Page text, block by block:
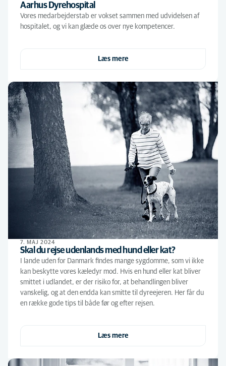
Aarhus Dyrehospital
Vores medarbejderstab er vokset sammen med udvidelsen af
hospitalet, og vi kan glæde os over nye kompetencer.
Læs mere
7. MAJ 2024
Skal du rejse udenlands med hund eller kat?
I lande uden for Danmark findes mange sygdomme, som vi ikke
kan beskytte vores kæledyr mod. Hvis en hund eller kat bliver
smittet i udlandet, er der risiko for, at behandlingen bliver
vanskelig, og at den endda kan smitte til dyreejeren. Her får du
en række gode tips til både før og efter rejsen.
Læs mere